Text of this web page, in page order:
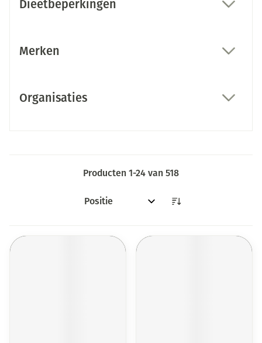
Dieetbeperkingen
Merken
Organisaties
Producten 1-24 van 518
Sorteer op: